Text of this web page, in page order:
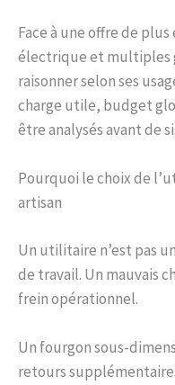
Face à une offre de
électrique et multiples
raisonner selon ses
charge utile, budget
être analysés avant de
Pourquoi le choix de
artisan
Un utilitaire n’est pas
de travail. Un mauvais
frein opérationnel.
Un fourgon sous-
retours